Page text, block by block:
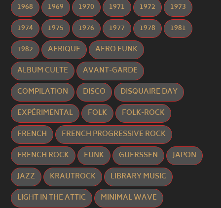
1968 1969 1970 1971 1972
1973
1974
1975 1976 1977 1978
1981
1982
AFRIQUE
AFRO FUNK
ALBUM CULTE
AVANT-GARDE
COMPILATION
DISCO
DISQUAIRE DAY
EXPÉRIMENTAL
FOLK
FOLK-ROCK
FRENCH
FRENCH PROGRESSIVE ROCK
FRENCH ROCK
FUNK GUERSSEN
JAPON
JAZZ
KRAUTROCK
LIBRARY MUSIC
LIGHT IN THE ATTIC
MINIMAL WAVE